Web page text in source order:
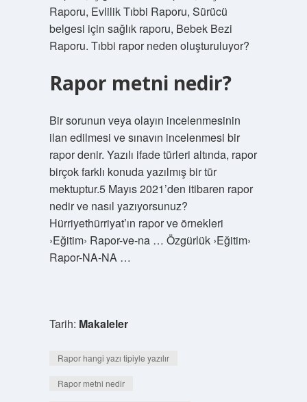
Raporu, Evlilik Tıbbi Raporu, Sürücü
belgesi için sağlık raporu, Bebek Bezi
Raporu. Tıbbi rapor neden oluşturuluyor?
Rapor metni nedir?
Bir sorunun veya olayın incelenmesinin
ilan edilmesi ve sınavın incelenmesi bir
rapor denir. Yazılı ifade türleri altında, rapor
birçok farklı konuda yazılmış bir tür
mektuptur.5 Mayıs 2021’den itibaren rapor
nedir ve nasıl yazıyorsunuz?
Hürriyethürriyat’ın rapor ve örnekleri
›Eğitim› Rapor-ve-na … Özgürlük ›Eğitim›
Rapor-NA-NA …
Tarih: Makaleler
Rapor hangi yazı tipiyle yazılır
Rapor metni nedir